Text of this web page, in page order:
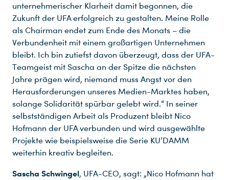
unternehmerischer Klarheit damit begonnen, die
Zukunft der UFA erfolgreich zu gestalten. Meine Rolle
als Chairman endet zum Ende des Monats – die
Verbundenheit mit einem großartigen Unternehmen
bleibt. Ich bin zutiefst davon überzeugt, dass der UFA-
Teamgeist mit Sascha an der Spitze die nächsten
Jahre prägen wird, niemand muss Angst vor den
Herausforderungen unseres Medien-Marktes haben,
solange Solidarität spürbar gelebt wird.“ In seiner
selbstständigen Arbeit als Produzent bleibt Nico
Hofmann der UFA verbunden und wird ausgewählte
Projekte wie beispielsweise die Serie KU’DAMM
weiterhin kreativ begleiten.
Sascha Schwingel, UFA-CEO, sagt: „Nico Hofmann hat